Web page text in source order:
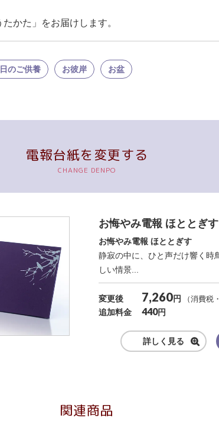
かた」をお届けします。
のご供養 お彼岸 お盆
電報台紙を変更する
お悔やみ電報 ほととぎす
お悔やみ電報 ほととぎす
静寂の中に、ひと声だけ響く時
しい情景...
変更後 7,260円
（消費税
追加料金
440円
詳しく見る
関連商品